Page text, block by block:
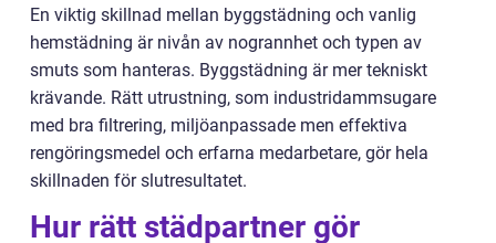
En viktig skillnad mellan byggstädning och vanlig
hemstädning är nivån av nogrannhet och typen av
smuts som hanteras. Byggstädning är mer tekniskt
krävande. Rätt utrustning, som industridammsugare
med bra filtrering, miljöanpassade men effektiva
rengöringsmedel och erfarna medarbetare, gör hela
skillnaden för slutresultatet.
Hur rätt städpartner gör